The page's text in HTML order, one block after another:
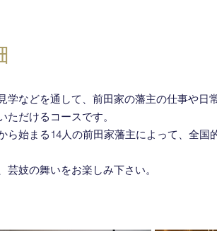
などを通して、前田家の藩主の仕事や日
だけるコースです。
始まる14人の前田家藩主によって、全国
妓の舞いをお楽しみ下さい。